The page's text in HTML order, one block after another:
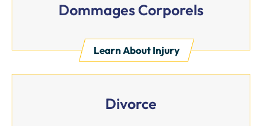
Dommages Corporels
Learn About Injury
Divorce